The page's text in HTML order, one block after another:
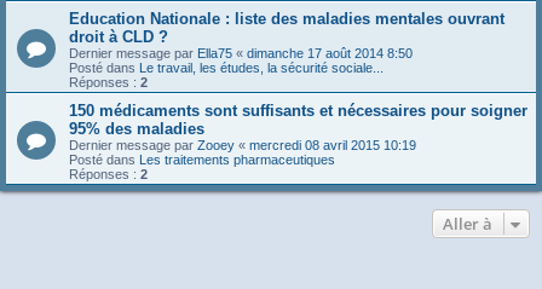
Education Nationale : liste des maladies mentales ouvrant
droit à CLD ?
Dernier message par Ella75 « dimanche 17 août 2014 8:50
Posté dans
Le travail, les études, la sécurité sociale...
Réponses : 2
150 médicaments sont suffisants et nécessaires pour soigner
95% des maladies
Dernier message par Zooey « mercredi 08 avril 2015 10:19
Posté dans
Les traitements pharmaceutiques
Réponses : 2
Aller à